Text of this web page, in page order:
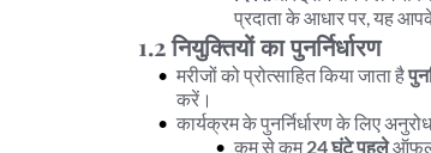
प्रदाता के आधार पर, यह
1.2 नियुक्तियों का पुनर्निर्धारण
मरीजों को प्रोत्साहित किया जाता है
करें।
कार्यक्रम के पुनर्निर्धारण के लिए
कम से कम 24 घंटे पहले